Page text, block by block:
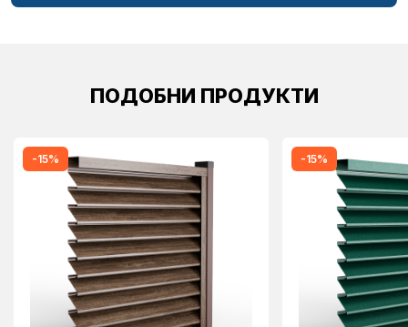
ПОДОБНИ ПРОДУКТИ
-15% -15%